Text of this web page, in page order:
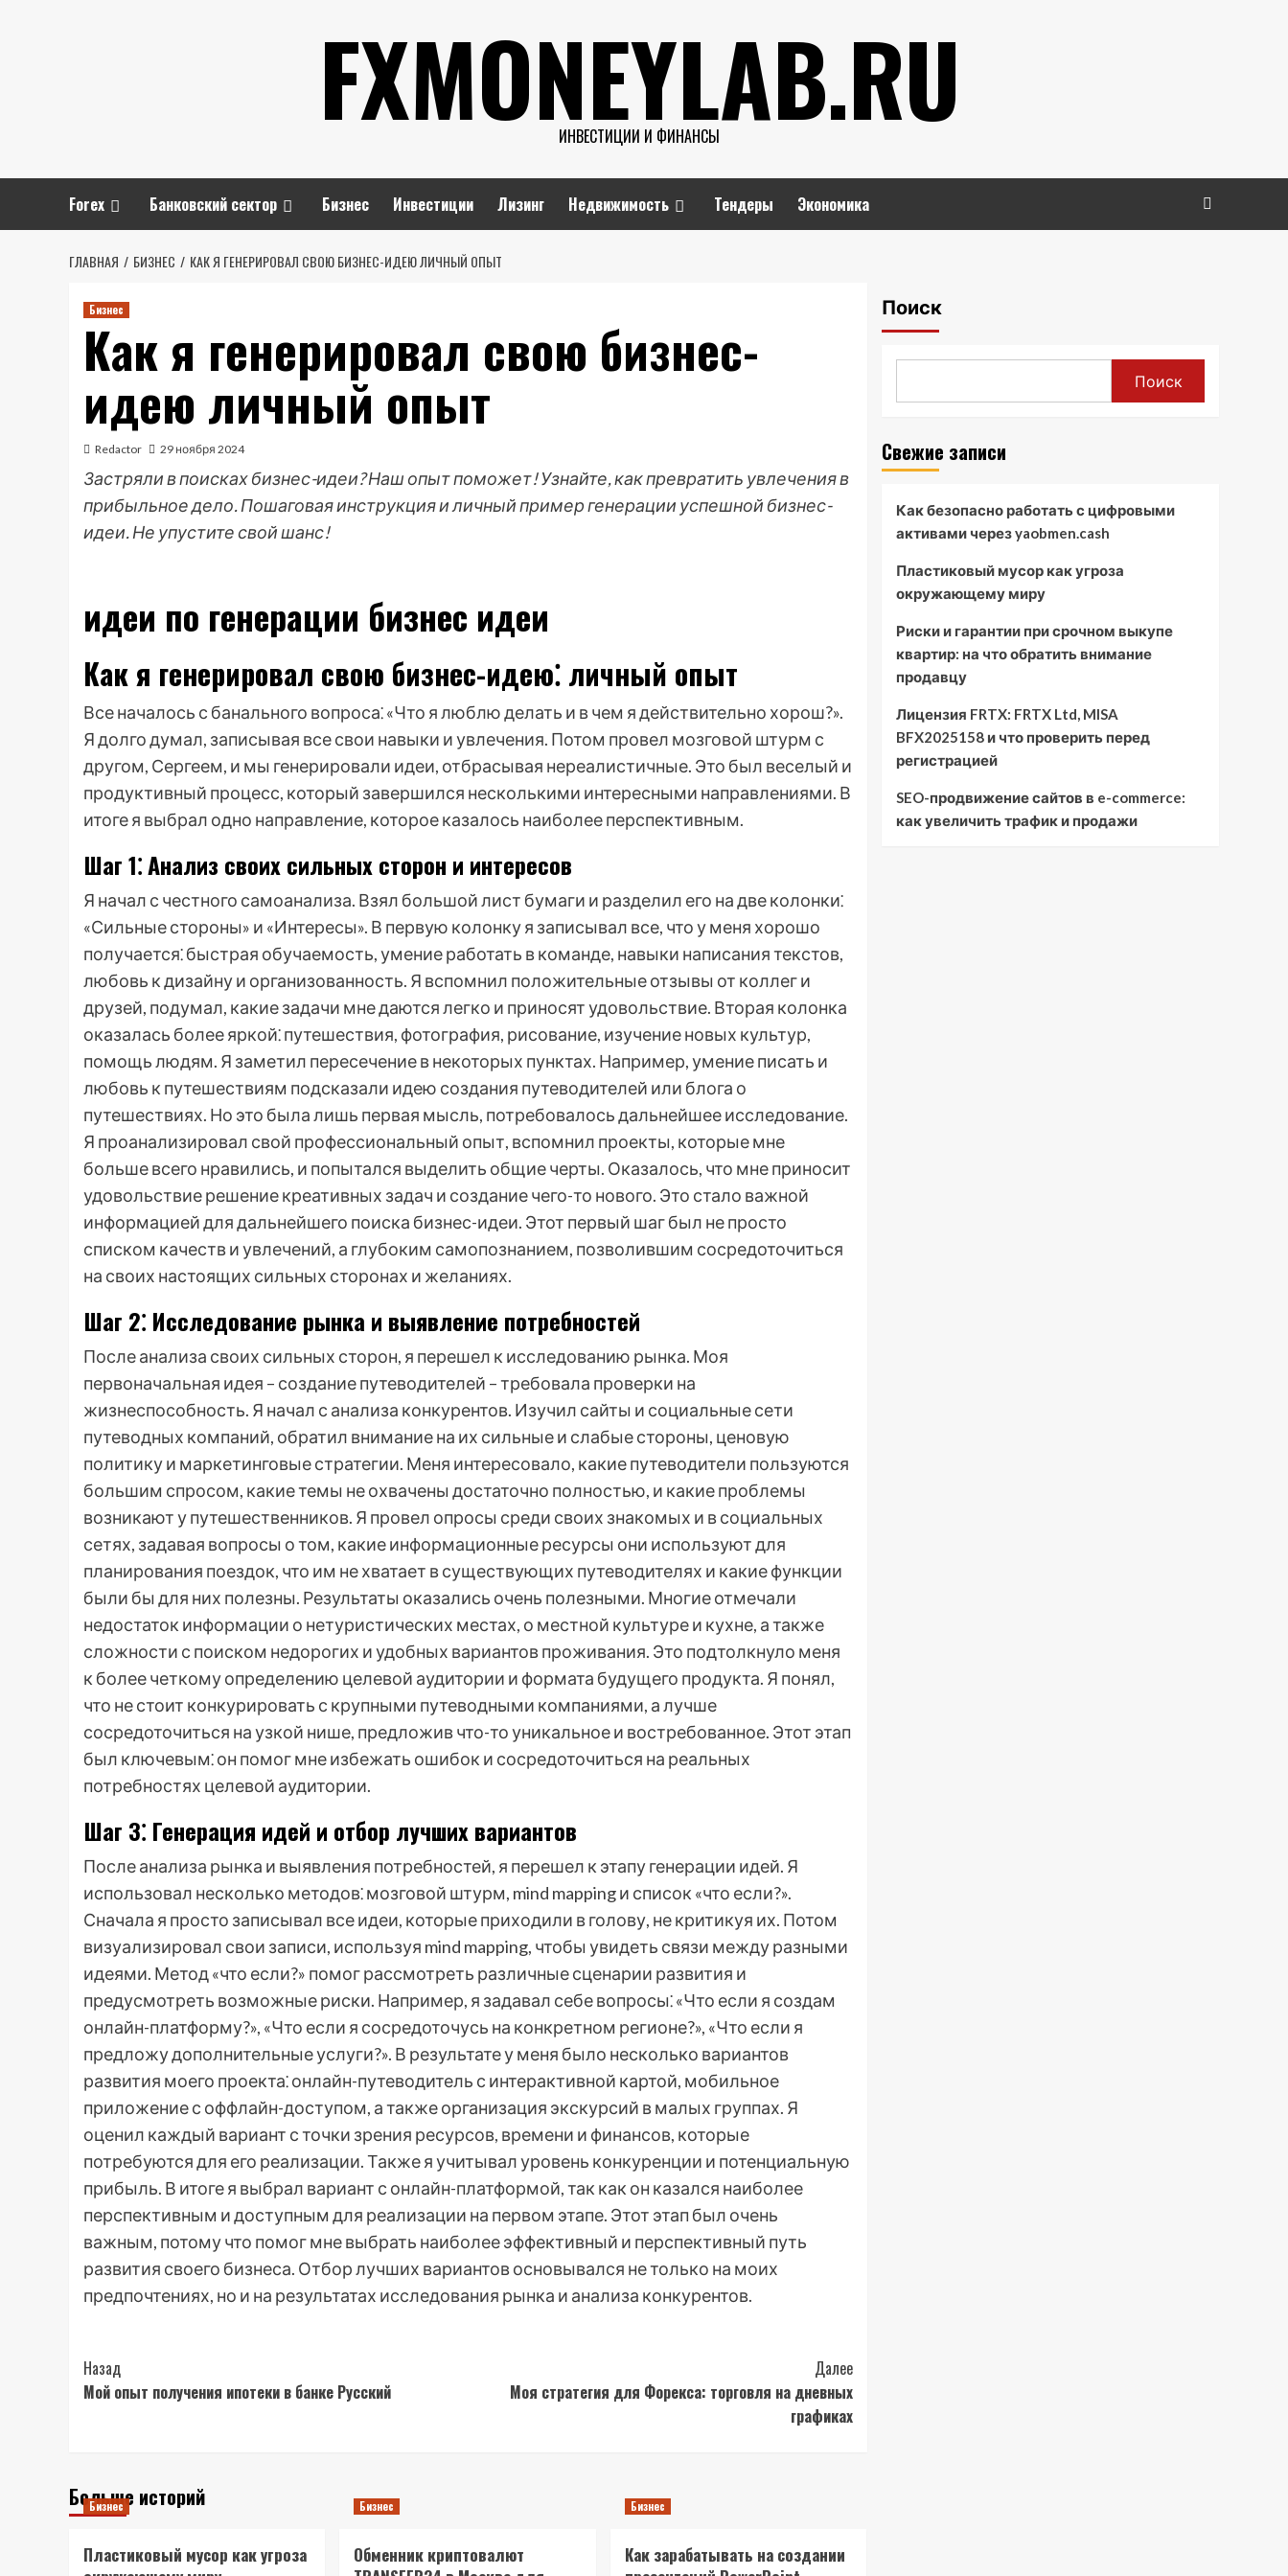
FXMONEYLAB.RU
ИНВЕСТИЦИИ И ФИНАНСЫ
Forex Банковский сектор Бизнес Инвестиции Лизинг Недвижимость Тендеры Экономика
ГЛАВНАЯ БИЗНЕС КАК Я ГЕНЕРИРОВАЛ СВОЮ БИЗНЕС-ИДЕЮ ЛИЧНЫЙ ОПЫТ
Бизнес
Как я генерировал свою бизнес-
идею личный опыт
Redactor 29 ноября 2024
Застряли в поисках бизнес-идеи? Наш опыт поможет! Узнайте, как превратить увлечения в
прибыльное дело. Пошаговая инструкция и личный пример генерации успешной бизнес-
идеи. Не упустите свой шанс!
идеи по генерации бизнес идеи
Как я генерировал свою бизнес-идею⁚ личный опыт
Все началось с банального вопроса⁚ «Что я люблю делать и в чем я действительно хорош?».
Я долго думал, записывая все свои навыки и увлечения. Потом провел мозговой штурм с
другом, Сергеем, и мы генерировали идеи, отбрасывая нереалистичные. Это был веселый и
продуктивный процесс, который завершился несколькими интересными направлениями. В
итоге я выбрал одно направление, которое казалось наиболее перспективным.
Шаг 1⁚ Анализ своих сильных сторон и интересов
Я начал с честного самоанализа. Взял большой лист бумаги и разделил его на две колонки⁚
«Сильные стороны» и «Интересы». В первую колонку я записывал все, что у меня хорошо
получается⁚ быстрая обучаемость, умение работать в команде, навыки написания текстов,
любовь к дизайну и организованность. Я вспомнил положительные отзывы от коллег и
друзей, подумал, какие задачи мне даются легко и приносят удовольствие. Вторая колонка
оказалась более яркой⁚ путешествия, фотография, рисование, изучение новых культур,
помощь людям. Я заметил пересечение в некоторых пунктах. Например, умение писать и
любовь к путешествиям подсказали идею создания путеводителей или блога о
путешествиях. Но это была лишь первая мысль, потребовалось дальнейшее исследование.
Я проанализировал свой профессиональный опыт, вспомнил проекты, которые мне
больше всего нравились, и попытался выделить общие черты. Оказалось, что мне приносит
удовольствие решение креативных задач и создание чего-то нового. Это стало важной
информацией для дальнейшего поиска бизнес-идеи. Этот первый шаг был не просто
списком качеств и увлечений, а глубоким самопознанием, позволившим сосредоточиться
на своих настоящих сильных сторонах и желаниях.
Шаг 2⁚ Исследование рынка и выявление потребностей
После анализа своих сильных сторон, я перешел к исследованию рынка. Моя
первоначальная идея – создание путеводителей – требовала проверки на
жизнеспособность. Я начал с анализа конкурентов. Изучил сайты и социальные сети
путеводных компаний, обратил внимание на их сильные и слабые стороны, ценовую
политику и маркетинговые стратегии. Меня интересовало, какие путеводители пользуются
большим спросом, какие темы не охвачены достаточно полностью, и какие проблемы
возникают у путешественников. Я провел опросы среди своих знакомых и в социальных
сетях, задавая вопросы о том, какие информационные ресурсы они используют для
планирования поездок, что им не хватает в существующих путеводителях и какие функции
были бы для них полезны. Результаты оказались очень полезными. Многие отмечали
недостаток информации о нетуристических местах, о местной культуре и кухне, а также
сложности с поиском недорогих и удобных вариантов проживания. Это подтолкнуло меня
к более четкому определению целевой аудитории и формата будущего продукта. Я понял,
что не стоит конкурировать с крупными путеводными компаниями, а лучше
сосредоточиться на узкой нише, предложив что-то уникальное и востребованное. Этот этап
был ключевым⁚ он помог мне избежать ошибок и сосредоточиться на реальных
потребностях целевой аудитории.
Шаг 3⁚ Генерация идей и отбор лучших вариантов
После анализа рынка и выявления потребностей, я перешел к этапу генерации идей. Я
использовал несколько методов⁚ мозговой штурм, mind mapping и список «что если?».
Сначала я просто записывал все идеи, которые приходили в голову, не критикуя их. Потом
визуализировал свои записи, используя mind mapping, чтобы увидеть связи между разными
идеями. Метод «что если?» помог рассмотреть различные сценарии развития и
предусмотреть возможные риски. Например, я задавал себе вопросы⁚ «Что если я создам
онлайн-платформу?», «Что если я сосредоточусь на конкретном регионе?», «Что если я
предложу дополнительные услуги?». В результате у меня было несколько вариантов
развития моего проекта⁚ онлайн-путеводитель с интерактивной картой, мобильное
приложение с оффлайн-доступом, а также организация экскурсий в малых группах. Я
оценил каждый вариант с точки зрения ресурсов, времени и финансов, которые
потребуются для его реализации. Также я учитывал уровень конкуренции и потенциальную
прибыль. В итоге я выбрал вариант с онлайн-платформой, так как он казался наиболее
перспективным и доступным для реализации на первом этапе. Этот этап был очень
важным, потому что помог мне выбрать наиболее эффективный и перспективный путь
развития своего бизнеса. Отбор лучших вариантов основывался не только на моих
предпочтениях, но и на результатах исследования рынка и анализа конкурентов.
Post
Navigation
Назад
Мой опыт получения ипотеки в банке Русский
Далее
Моя стратегия для Форекса: торговля на дневных
графиках
Больше историй
Бизнес
Пластиковый мусор как угроза
Бизнес
Обменник криптовалют
Бизнес
Как зарабатывать на создании
Поиск
Поиск
Свежие записи
Как безопасно работать с цифровыми
активами через yaobmen.cash
Пластиковый мусор как угроза
окружающему миру
Риски и гарантии при срочном выкупе
квартир: на что обратить внимание
продавцу
Лицензия FRTX: FRTX Ltd, MISA
BFX2025158 и что проверить перед
регистрацией
SEO-продвижение сайтов в e-commerce:
как увеличить трафик и продажи